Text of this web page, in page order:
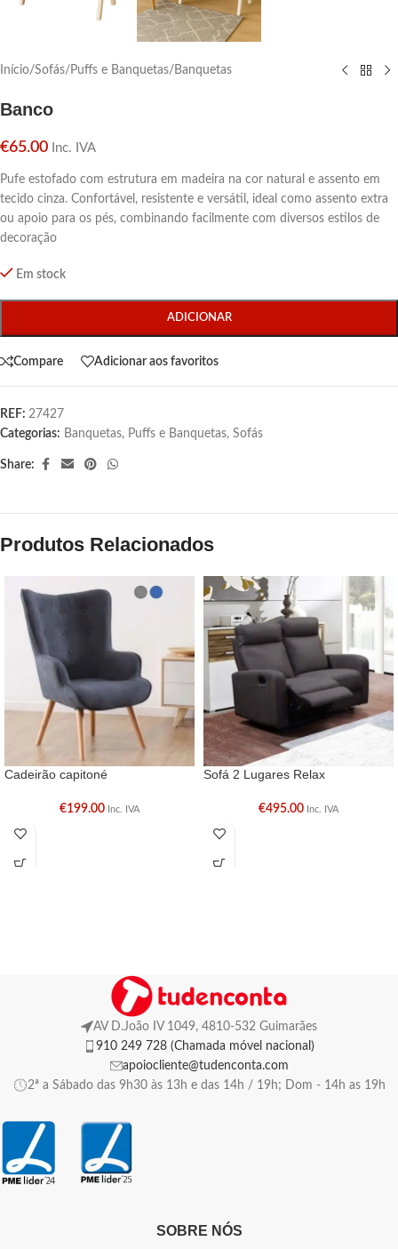
Início/Sofás/ Puffs e Banquetas/ Banquetas
Banco
€65.00 Inc. IVA
Pufe estofado com estrutura em madeira na cor natural e assento em
tecido cinza. Confortável, resistente e versátil, ideal como assento extra
ou apoio para os pés, combinando facilmente com diversos estilos de
decoração
Em stock
ADICIONAR
Compare Adicionar aos favoritos
REF: 27427
Categorias: Banquetas, Puffs e Banquetas, Sofás
Share:
Produtos Relacionados
Cadeirão capitoné
€199.00 Inc. IVA
Sofá 2 Lugares Relax
€495.00 Inc. IVA
AV D.João IV 1049, 4810-532 Guimarães
910 249 728 (Chamada móvel nacional)
apoiocliente@tudenconta.com
2ª a Sábado das 9h30 às 13h e das 14h / 19h; Dom - 14h as 19h
SOBRE NÓS